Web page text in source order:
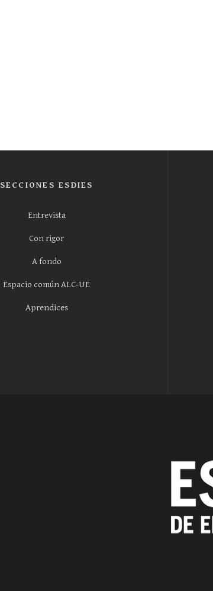
SECCIONES ESDIES
Entrevista
Con rigor
A fondo
Espacio común ALC-UE
Aprendices